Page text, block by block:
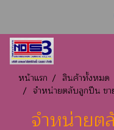
หน้าแรก
สินค้าทั้งหมด
จำหน่ายตลับลูกปืน ข
จำหน่ายต